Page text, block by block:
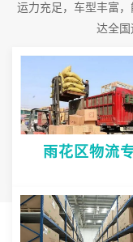
运力充足，车型丰富
达全国
雨花区物流